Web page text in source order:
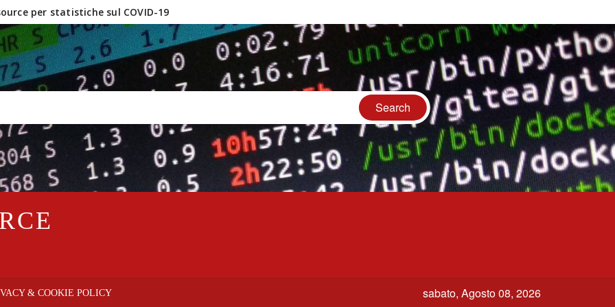
per statistiche sul COVID-19
e software OpenSource?
& COOKIE POLICY sabato, Agosto 08, 2026